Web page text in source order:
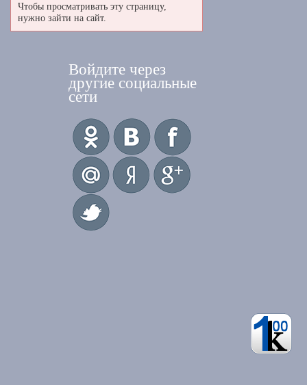
Чтобы просматривать эту страницу,
нужно зайти на сайт.
Войдите через
другие социальные
сети